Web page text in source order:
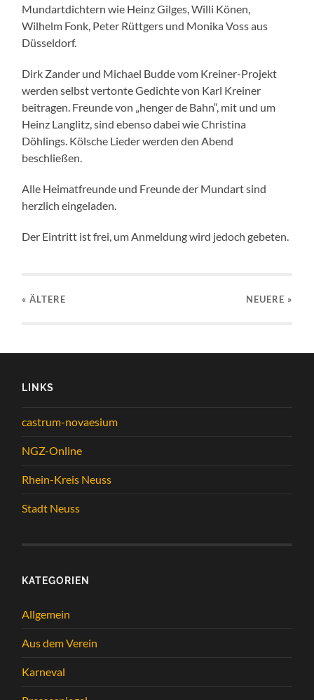
Mundartdichtern wie Heinz Gilges, Willi Könen,
Wilhelm Fonk, Peter Rüttgers und Monika Voss aus
Düsseldorf.
Dirk Zander und Michael Budde vom Kreiner-Projekt
werden selbst vertonte Gedichte von Karl Kreiner
beitragen. Freunde von „henger de Bahn“, mit und um
Heinz Langlitz, sind ebenso dabei wie Christina
Döhlings. Kölsche Lieder werden den Abend
beschließen.
Alle Heimatfreunde und Freunde der Mundart sind
herzlich eingeladen.
Der Eintritt ist frei, um Anmeldung wird jedoch gebeten.
« ÄLTERE NEUERE »
LINKS
castrum-novaesium
NGZ-Online
Rhein-Kreis Neuss
Stadt Neuss
KATEGORIEN
Allgemein
Aus dem Verein
Karneval